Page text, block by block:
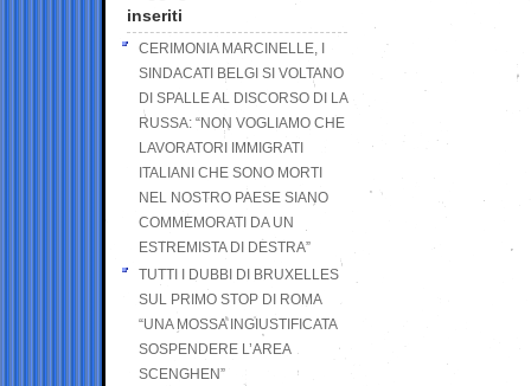
inseriti
CERIMONIA MARCINELLE, I
SINDACATI BELGI SI VOLTANO
DI SPALLE AL DISCORSO DI LA
RUSSA: “NON VOGLIAMO CHE
LAVORATORI IMMIGRATI
ITALIANI CHE SONO MORTI
NEL NOSTRO PAESE SIANO
COMMEMORATI DA UN
ESTREMISTA DI DESTRA”
TUTTI I DUBBI DI BRUXELLES
SUL PRIMO STOP DI ROMA
“UNA MOSSA INGIUSTIFICATA
SOSPENDERE L’AREA
SCENGHEN”